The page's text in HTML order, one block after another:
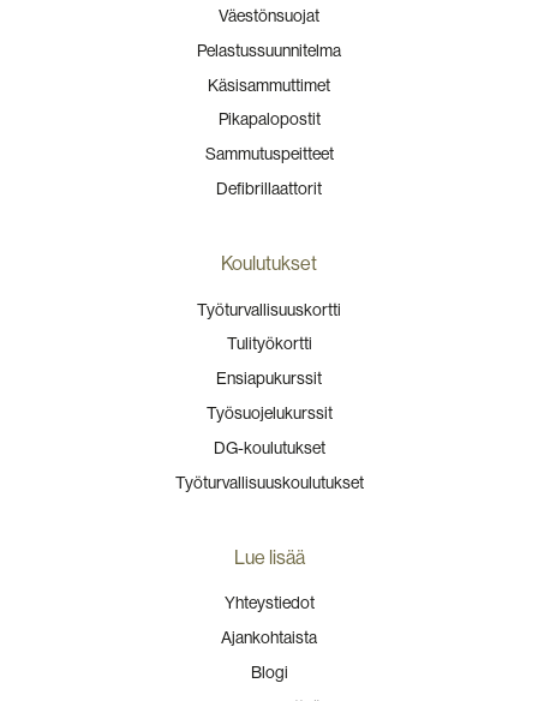
Väestönsuojat
Pelastussuunnitelma
Käsisammuttimet
Pikapalopostit
Sammutuspeitteet
Defibrillaattorit
Koulutukset
Työturvallisuuskortti
Tulityökortti
Ensiapukurssit
Työsuojelukurssit
DG-koulutukset
Työturvallisuuskoulutukset
Lue lisää
Yhteystiedot
Ajankohtaista
Blogi